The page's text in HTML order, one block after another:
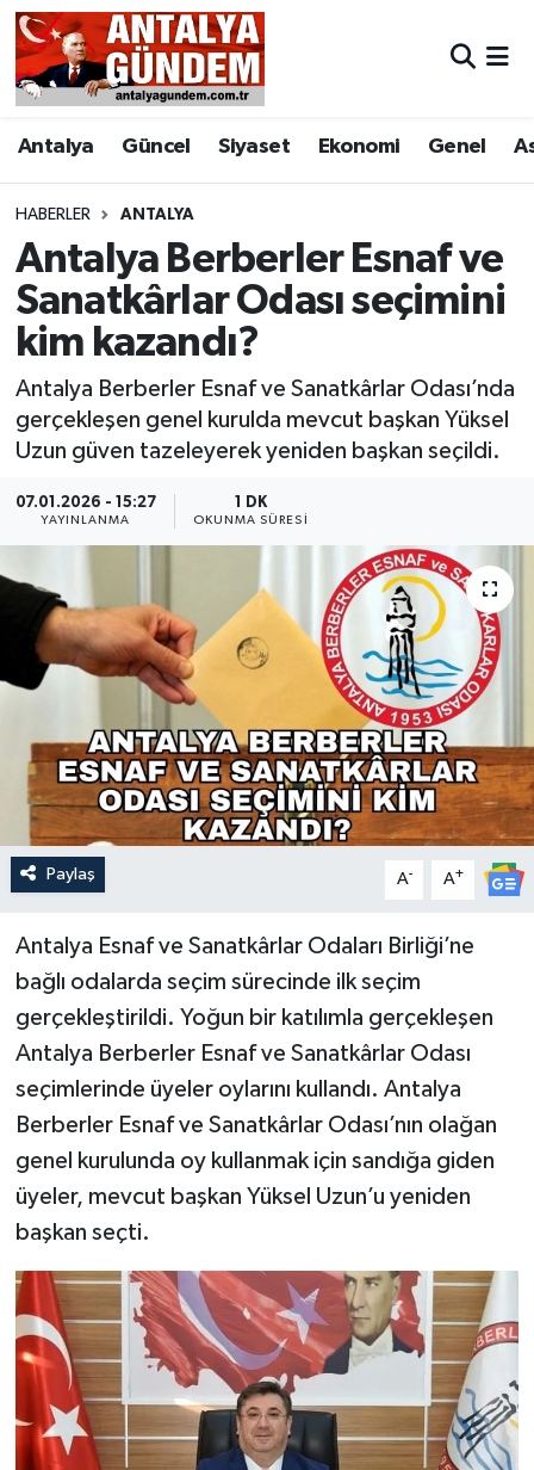
Antalya Güncel Siyaset Ekonomi Genel
HABERLER ANTALYA
Antalya Berberler Esnaf ve
Sanatkârlar Odası seçimini
kim kazandı?
Antalya Berberler Esnaf ve Sanatkârlar Odası’nda
gerçekleşen genel kurulda mevcut başkan Yüksel
Uzun güven tazeleyerek yeniden başkan seçildi.
07.01.2026 - 15:27
YAYINLANMA
1 DK
OKUNMA SÜRESI
Paylaş A- A+
Antalya Esnaf ve Sanatkârlar Odaları Birliği’ne
bağlı odalarda seçim sürecinde ilk seçim
gerçekleştirildi. Yoğun bir katılımla gerçekleşen
Antalya Berberler Esnaf ve Sanatkârlar Odası
seçimlerinde üyeler oylarını kullandı. Antalya
Berberler Esnaf ve Sanatkârlar Odası’nın olağan
genel kurulunda oy kullanmak için sandığa giden
üyeler, mevcut başkan Yüksel Uzun’u yeniden
başkan seçti.
Antalya
Asayiş
Bilim & Teknoloji
Bölge
EĞİTİM
Ekonomi
Genel
Görüntülü Haber
Kültür & Sanat
Resmi İlan
Sağlık & Yaşam
Siyaset
Spor
Antalya Nöbetçi Eczaneler
Antalya Hava Durumu
Antalya Namaz Vakitleri
Antalya Trafik Yoğunluk Haritası
Süper Lig Puan Durumu ve Fikstür
Tüm Manşetler
Son Dakika Haberleri
Haber Arşivi